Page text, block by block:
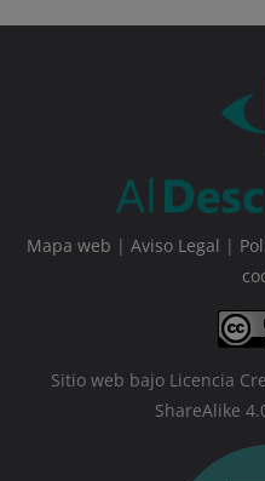
Mapa web | Aviso Legal |
Sitio web bajo Licencia
ShareAlike